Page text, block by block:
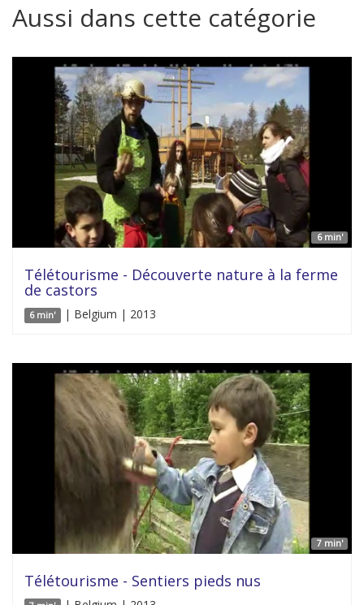
Aussi dans cette catégorie
6 min'
Télétourisme - Découverte nature à la ferme
de castors
6 min' | Belgium | 2013
7 min'
Télétourisme - Sentiers pieds nus